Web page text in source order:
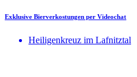
Exklusive Bierverkostungen per Videochat
Heiligenkreuz im Lafnitztal